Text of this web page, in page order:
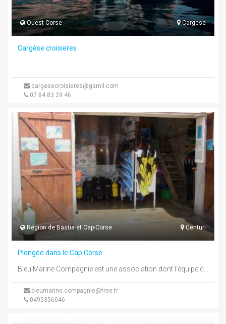
Ouest Corse Cargese
Cargèse croisieres
cargesecroisieres@gamil.com
07 84 83 29 46
Région de Bastia et Cap-Corse Centuri
Plongée dans le Cap Corse
bleumarine.compagnie@free.fr
0495356046